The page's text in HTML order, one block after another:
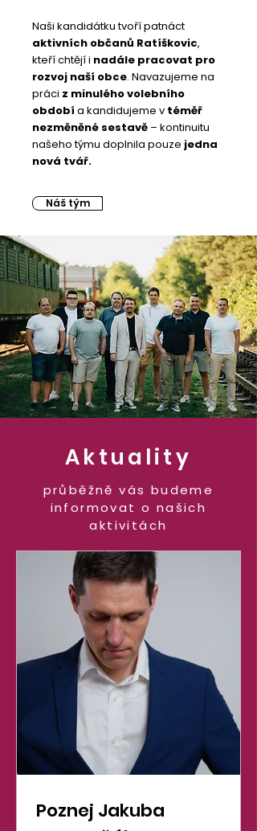
Naši kandidátku tvoří patnáct
aktivních občanů Ratíškovic,
kteří chtějí i nadále pracovat pro
rozvoj naší obce. Navazujeme na
práci z minulého volebního
období a kandidujeme v téměř
nezměněné sestavě – kontinuitu
našeho týmu doplnila pouze jedna
nová tvář.
Náš tým
Aktuality
průběžně vás budeme
informovat o našich
aktivitách
Poznej Jakuba